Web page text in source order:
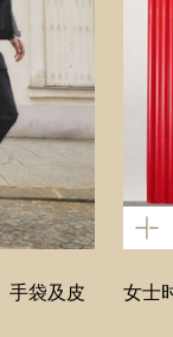
手袋及皮
女士